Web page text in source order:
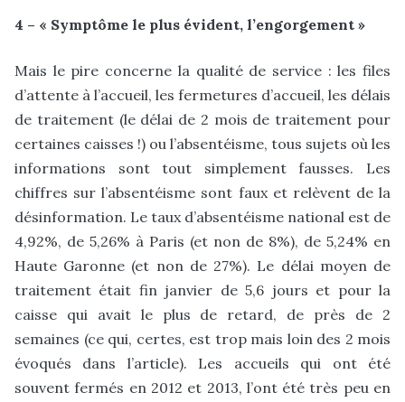
4 – « Symptôme le plus évident, l’engorgement »
Mais le pire concerne la qualité de service : les files
d’attente à l’accueil, les fermetures d’accueil, les délais
de traitement (le délai de 2 mois de traitement pour
certaines caisses !) ou l’absentéisme, tous sujets où les
informations sont tout simplement fausses. Les
chiffres sur l’absentéisme sont faux et relèvent de la
désinformation. Le taux d’absentéisme national est de
4,92%, de 5,26% à Paris (et non de 8%), de 5,24% en
Haute Garonne (et non de 27%). Le délai moyen de
traitement était fin janvier de 5,6 jours et pour la
caisse qui avait le plus de retard, de près de 2
semaines (ce qui, certes, est trop mais loin des 2 mois
évoqués dans l’article). Les accueils qui ont été
souvent fermés en 2012 et 2013, l’ont été très peu en